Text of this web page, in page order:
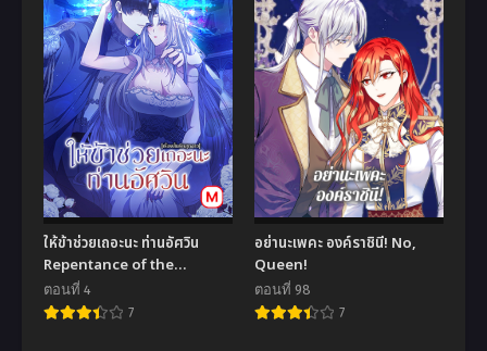
ให้ข้าช่วยเถอะนะ ท่านอัศวิน
Repentance of the
Immoral Paladin (R+)
ตอนที่ 4
7
อย่านะเพคะ องค์ราชินี! No,
Queen!
ตอนที่ 98
7